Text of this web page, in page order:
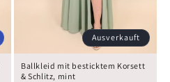
Ausverkauft
Ballkleid mit besticktem Korsett
& Schlitz, mint